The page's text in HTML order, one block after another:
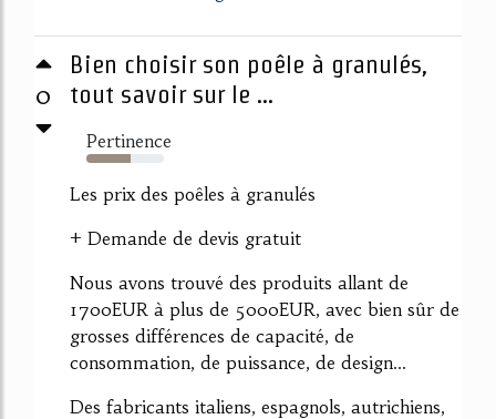
0
Bien choisir son poêle à granulés,
tout savoir sur le ...
Pertinence
57%
Les prix des poêles à granulés
+ Demande de devis gratuit
Nous avons trouvé des produits allant de
1700EUR à plus de 5000EUR, avec bien sûr de
grosses différences de capacité, de
consommation, de puissance, de design...
Des fabricants italiens, espagnols, autrichiens,